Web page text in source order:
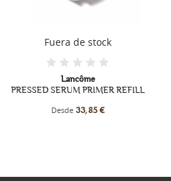
Fuera de stock
Lancôme
PRESSED SERUM PRIMER REFILL
Desde 33,85 €